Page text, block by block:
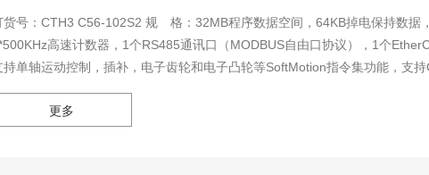
CTH3 C56-102S2 规 格：32MB程序数据空间，64KB掉电保持数据，55M扩展总线，24V DC电源，10路数字量输入，
高速计数器，1个RS485通讯口（MODBUS自由口协议），1个
持单轴运动控制，插补，电子齿轮和电子凸轮等SoftMotion指令集功能，支持
更多